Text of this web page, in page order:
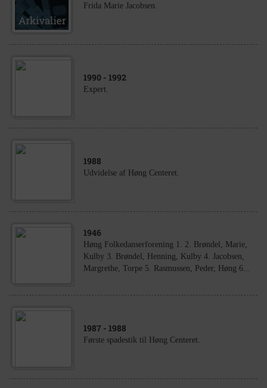
Frida Marie Jacobsen.
1990 - 1992
Expert.
1988
Udvidelse af Høng Centeret.
1946
Høng Folkedanserforening 1. 2. Brøndel, Marie,
Kulby 3. Brøndel, Henning, Kulby 4. Jacobsen,
Margrethe, Torpe 5. Rasmussen, Peder, Høng 6...
1987 - 1988
Første spadestik til Høng Centeret.